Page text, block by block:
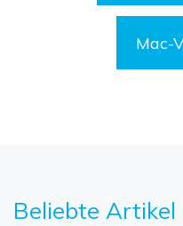
Mac-
Beliebte Artikel